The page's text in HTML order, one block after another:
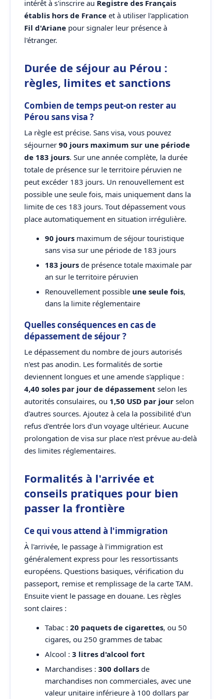
intérêt à s'inscrire au Registre des Français
établis hors de France et à utiliser l'application
Fil d'Ariane pour signaler leur présence à
l'étranger.
Durée de séjour au Pérou :
règles, limites et sanctions
Combien de temps peut-on rester au
Pérou sans visa ?
La règle est précise. Sans visa, vous pouvez
séjourner 90 jours maximum sur une période
de 183 jours. Sur une année complète, la durée
totale de présence sur le territoire péruvien ne
peut excéder 183 jours. Un renouvellement est
possible une seule fois, mais uniquement dans la
limite de ces 183 jours. Tout dépassement vous
place automatiquement en situation irrégulière.
90 jours maximum de séjour touristique
sans visa sur une période de 183 jours
183 jours de présence totale maximale par
an sur le territoire péruvien
Renouvellement possible une seule fois,
dans la limite réglementaire
Quelles conséquences en cas de
dépassement de séjour ?
Le dépassement du nombre de jours autorisés
n'est pas anodin. Les formalités de sortie
deviennent longues et une amende s'applique :
4,40 soles par jour de dépassement selon les
autorités consulaires, ou 1,50 USD par jour selon
d'autres sources. Ajoutez à cela la possibilité d'un
refus d'entrée lors d'un voyage ultérieur. Aucune
prolongation de visa sur place n'est prévue au-delà
des limites réglementaires.
Formalités à l'arrivée et
conseils pratiques pour bien
passer la frontière
Ce qui vous attend à l'immigration
À l'arrivée, le passage à l'immigration est
généralement express pour les ressortissants
européens. Questions basiques, vérification du
passeport, remise et remplissage de la carte TAM.
Ensuite vient le passage en douane. Les règles
sont claires :
Tabac : 20 paquets de cigarettes, ou 50
cigares, ou 250 grammes de tabac
Alcool : 3 litres d'alcool fort
Marchandises : 300 dollars de
marchandises non commerciales, avec une
valeur unitaire inférieure à 100 dollars par